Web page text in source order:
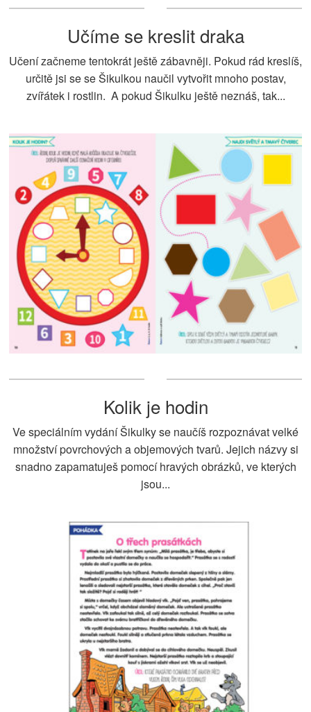
Učíme se kreslit draka
Učení začneme tentokrát ještě zábavněji. Pokud rád kreslíš,
určitě jsi se se Šikulkou naučil vytvořit mnoho postav,
zvířátek i rostlin. A pokud Šikulku ještě neznáš, tak...
Kolik je hodin
Ve speciálním vydání Šikulky se naučíš rozpoznávat velké
množství povrchových a objemových tvarů. Jejich názvy si
snadno zapamatuješ pomocí hravých obrázků, ve kterých
jsou...